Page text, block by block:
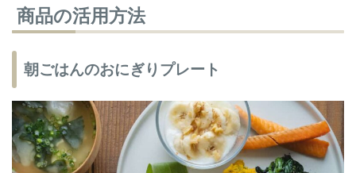
商品の活用方法
朝ごはんのおにぎりプレート